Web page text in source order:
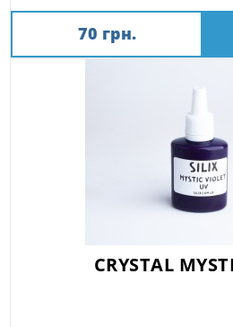
70 грн.
CRYSTAL